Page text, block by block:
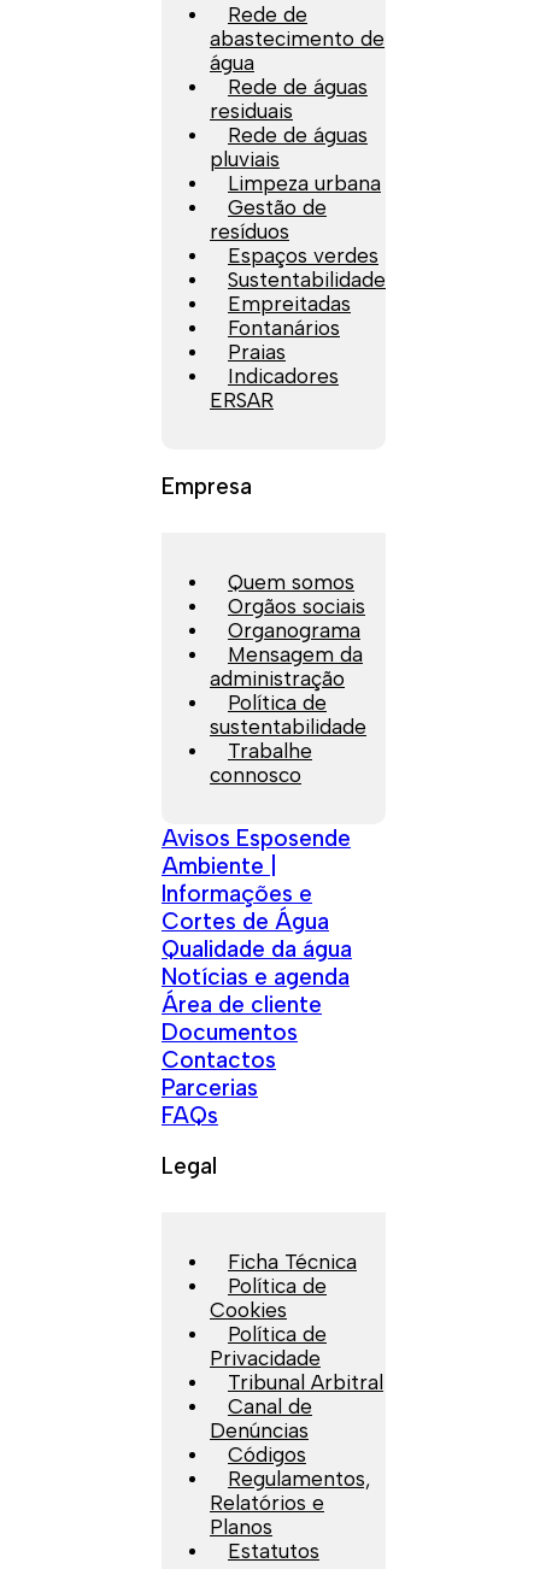
Rede de
abastecimento de
água
Rede de águas
residuais
Rede de águas
pluviais
Limpeza urbana
Gestão de
resíduos
Espaços verdes
Sustentabilidade
Empreitadas
Fontanários
Praias
Indicadores
ERSAR
Empresa
Quem somos
Orgãos sociais
Organograma
Mensagem da
administração
Política de
sustentabilidade
Trabalhe
connosco
Avisos Esposende
Ambiente |
Informações e
Cortes de Água
Qualidade da água
Notícias e agenda
Área de cliente
Documentos
Contactos
Parcerias
FAQs
Legal
Ficha Técnica
Política de
Cookies
Política de
Privacidade
Tribunal Arbitral
Canal de
Denúncias
Códigos
Regulamentos,
Relatórios e
Planos
Estatutos